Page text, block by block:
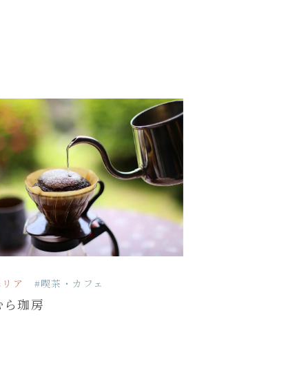
ア #喫茶・カフェ
ら珈房